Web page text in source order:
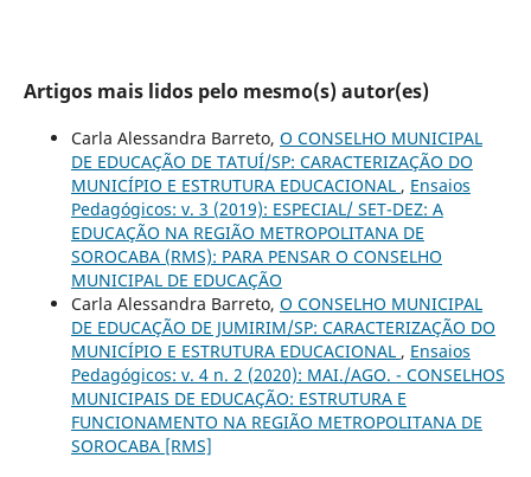
Artigos mais lidos pelo mesmo(s) autor(es)
Carla Alessandra Barreto, O CONSELHO MUNICIPAL
DE EDUCAÇÃO DE TATUÍ/SP: CARACTERIZAÇÃO DO
MUNICÍPIO E ESTRUTURA EDUCACIONAL , Ensaios
Pedagógicos: v. 3 (2019): ESPECIAL/ SET-DEZ: A
EDUCAÇÃO NA REGIÃO METROPOLITANA DE
SOROCABA (RMS): PARA PENSAR O CONSELHO
MUNICIPAL DE EDUCAÇÃO
Carla Alessandra Barreto, O CONSELHO MUNICIPAL
DE EDUCAÇÃO DE JUMIRIM/SP: CARACTERIZAÇÃO DO
MUNICÍPIO E ESTRUTURA EDUCACIONAL , Ensaios
Pedagógicos: v. 4 n. 2 (2020): MAI./AGO. - CONSELHOS
MUNICIPAIS DE EDUCAÇÃO: ESTRUTURA E
FUNCIONAMENTO NA REGIÃO METROPOLITANA DE
SOROCABA [RMS]